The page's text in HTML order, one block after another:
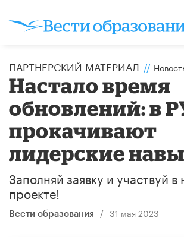
ПАРТНЕРСКИЙ МАТЕРИАЛ //
Настало время
обновлений: в
прокачивают
лидерские
Заполняй заявку и участвуй в
проекте!
Вести образования / 31 мая 2023